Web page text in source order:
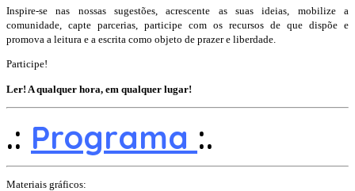
Inspire-se nas nossas sugestões, acrescente as suas ideias, mobilize a
comunidade, capte parcerias, participe com os recursos de que dispõe e
promova a leitura e a escrita como objeto de prazer e liberdade.
Participe!
Ler! A qualquer hora, em qualquer lugar!
.: Programa :.
Materiais gráficos: